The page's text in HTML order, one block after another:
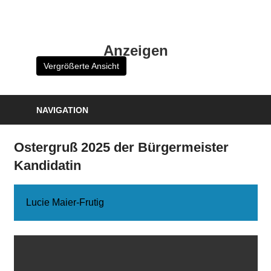
Anzeigen
Vergrößerte Ansicht
NAVIGATION
Ostergruß 2025 der Bürgermeister
Kandidatin
Lucie Maier-Frutig